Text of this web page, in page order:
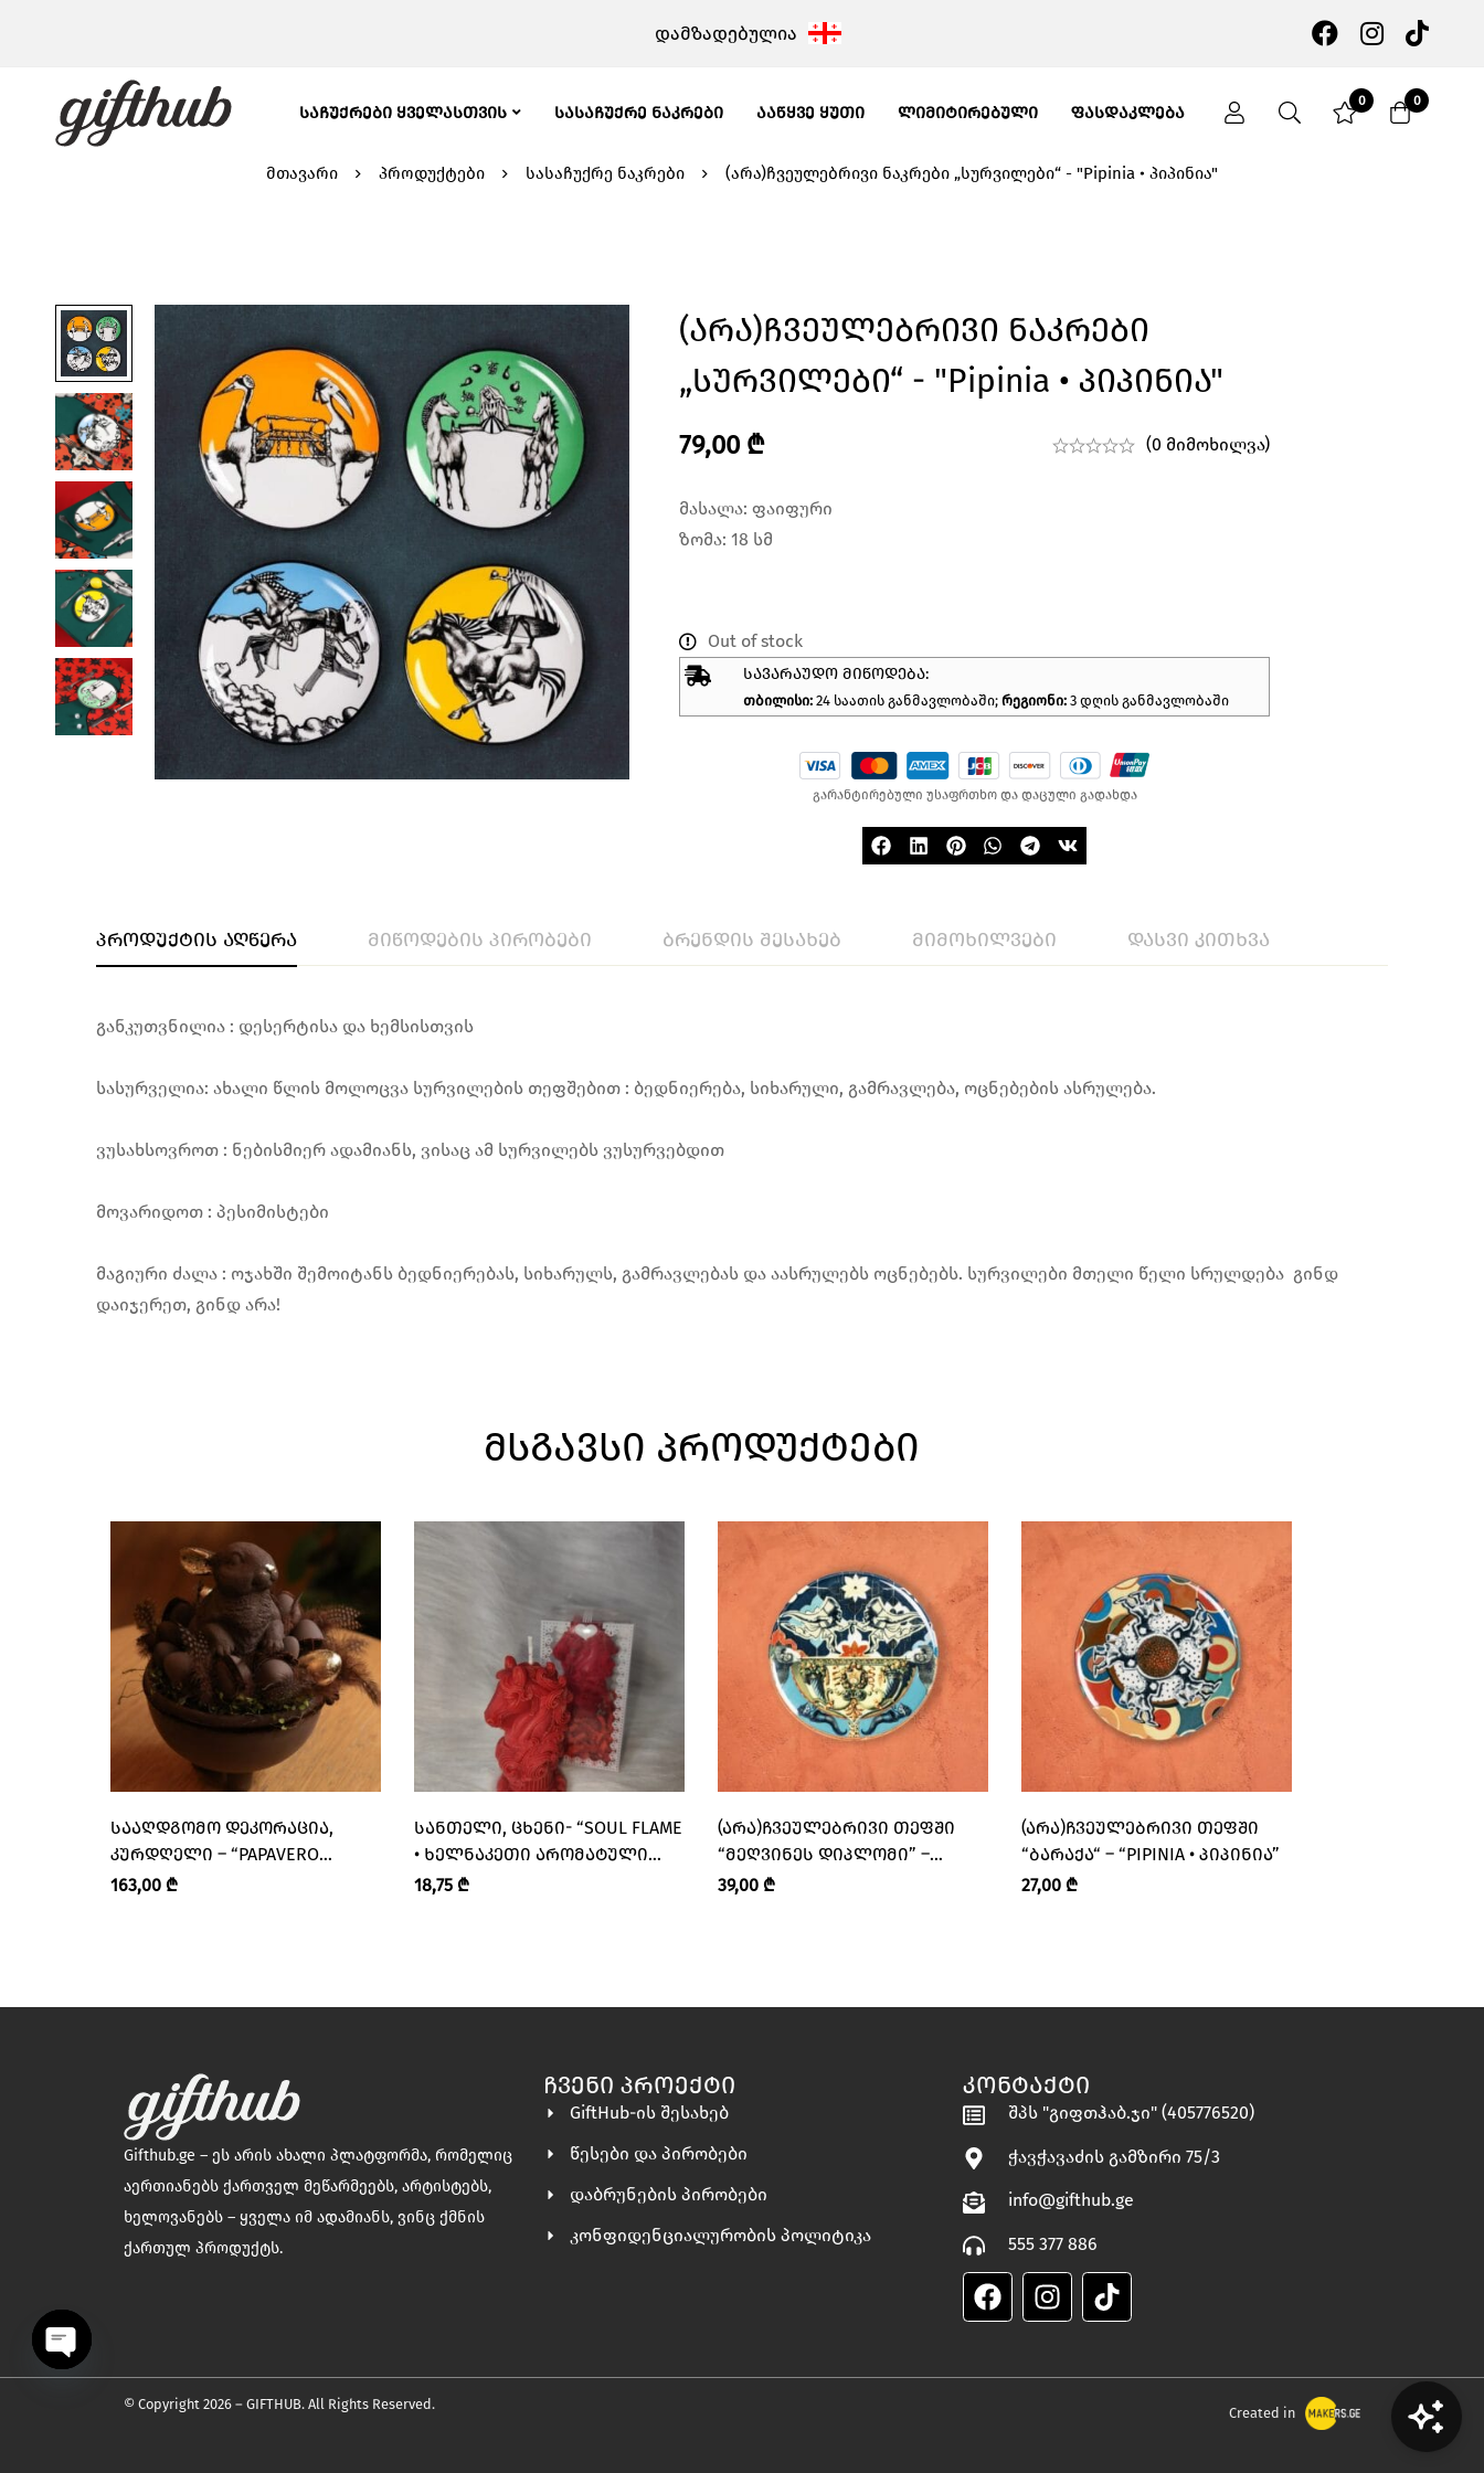
დამზადებულია
ᲡᲐᲩᲣᲥᲠᲔᲑᲘ ᲧᲕᲔᲚᲐᲡᲗᲕᲘᲡ ᲡᲐᲡᲐᲩᲣᲥᲠᲔ ᲜᲐᲙᲠᲔᲑᲘ ᲐᲐᲬᲧᲕᲔ ᲧᲣᲗᲘ ᲚᲘᲛᲘᲢᲘᲠᲔᲑᲣᲚᲘ ᲤᲐᲡᲓᲐᲙᲚᲔᲑᲐ
0 0
მთავარი პროდუქტები სასაჩუქრე ნაკრები (არა)ჩვეულებრივი ნაკრები „სურვილები“ - "Pipinia • პიპინია"
(არა)ჩვეულებრივი Ნაკრები
„სურვილები“ - "Pipinia • Პიპინია"
79,00 ₾ (0 მიმოხილვა)
მასალა: ფაიფური
ზომა: 18 სმ
Out of stock
ᲡᲐᲕᲐᲠᲐᲣᲓᲝ ᲛᲘᲬᲝᲓᲔᲑᲐ:
თბილისი: 24 საათის განმავლობაში; რეგიონი: 3 დღის განმავლობაში
გარანტირებული უსაფრთხო და დაცული გადახდა
პროდუქტის აღწერა მიწოდების პირობები ბრენდის შესახებ მიმოხილვები დასვი კითხვა
განკუთვნილია : დესერტისა და ხემსისთვის
სასურველია: ახალი წლის მოლოცვა სურვილების თეფშებით : ბედნიერება, სიხარული, გამრავლება, ოცნებების ასრულება.
ვუსახსოვროთ : ნებისმიერ ადამიანს, ვისაც ამ სურვილებს ვუსურვებდით
მოვარიდოთ : პესიმისტები
მაგიური ძალა : ოჯახში შემოიტანს ბედნიერებას, სიხარულს, გამრავლებას და აასრულებს ოცნებებს. სურვილები მთელი წელი სრულდება გინდ
დაიჯერეთ, გინდ არა!
ᲛᲡᲒᲐᲕᲡᲘ ᲞᲠᲝᲓᲣᲥᲢᲔᲑᲘ
ᲡᲐᲐᲦᲓᲒᲝᲛᲝ ᲓᲔᲙᲝᲠᲐᲪᲘᲐ,
ᲙᲣᲠᲓᲦᲔᲚᲘ – “PAPAVERO
FLOWERS • ᲞᲐᲞᲐᲕᲔᲠᲝ”
163,00 ₾
ᲡᲐᲜᲗᲔᲚᲘ, ᲪᲮᲔᲜᲘ- “SOUL FLAME
• ᲮᲔᲚᲜᲐᲙᲔᲗᲘ ᲐᲠᲝᲛᲐᲢᲣᲚᲘ
ᲡᲐᲜᲗᲚᲔᲑᲘ”
18,75 ₾
(ᲐᲠᲐ)ᲩᲕᲔᲣᲚᲔᲑᲠᲘᲕᲘ ᲗᲔᲤᲨᲘ
“ᲛᲔᲦᲕᲘᲜᲔᲡ ᲓᲘᲞᲚᲝᲛᲘ” –
“PIPINIA • ᲞᲘᲞᲘᲜᲘᲐ”
39,00 ₾
(ᲐᲠᲐ)ᲩᲕᲔᲣᲚᲔᲑᲠᲘᲕᲘ ᲗᲔᲤᲨᲘ
“ᲑᲐᲠᲐᲥᲐ“ – “PIPINIA • ᲞᲘᲞᲘᲜᲘᲐ”
27,00 ₾
Gifthub.ge – ეს არის ახალი პლატფორმა, რომელიც
აერთიანებს ქართველ მეწარმეებს, არტისტებს,
ხელოვანებს – ყველა იმ ადამიანს, ვინც ქმნის
ქართულ პროდუქტს.
ᲩᲕᲔᲜᲘ ᲞᲠᲝᲔᲥᲢᲘ
GiftHub-ის შესახებ
წესები და პირობები
დაბრუნების პირობები
კონფიდენციალურობის პოლიტიკა
ᲙᲝᲜᲢᲐᲥᲢᲘ
შპს "გიფთჰაბ.ჯი" (405776520)
ჭავჭავაძის გამზირი 75/3
info@gifthub.ge
555 377 886
© Copyright 2026 – GIFTHUB. All Rights Reserved.
Created in